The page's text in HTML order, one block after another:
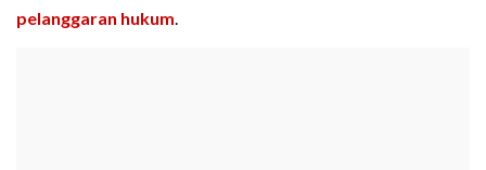
pelanggaran hukum.